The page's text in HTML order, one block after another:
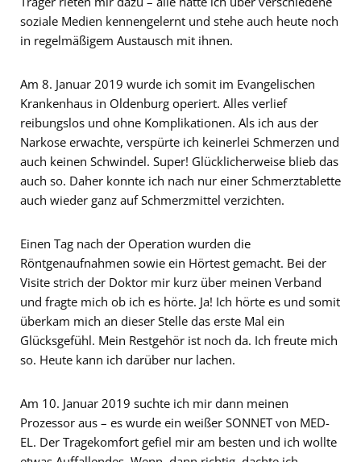
soziale Medien kennengelernt und stehe auch heute noch
in regelmäßigem Austausch mit ihnen.
Am 8. Januar 2019 wurde ich somit im Evangelischen
Krankenhaus in Oldenburg operiert. Alles verlief
reibungslos und ohne Komplikationen. Als ich aus der
Narkose erwachte, verspürte ich keinerlei Schmerzen und
auch keinen Schwindel. Super! Glücklicherweise blieb das
auch so. Daher konnte ich nach nur einer Schmerztablette
auch wieder ganz auf Schmerzmittel verzichten.
Einen Tag nach der Operation wurden die
Röntgenaufnahmen sowie ein Hörtest gemacht. Bei der
Visite strich der Doktor mir kurz über meinen Verband
und fragte mich ob ich es hörte. Ja! Ich hörte es und somit
überkam mich an dieser Stelle das erste Mal ein
Glücksgefühl. Mein Restgehör ist noch da. Ich freute mich
so. Heute kann ich darüber nur lachen.
Am 10. Januar 2019 suchte ich mir dann meinen
Prozessor aus – es wurde ein weißer SONNET von MED-
EL. Der Tragekomfort gefiel mir am besten und ich wollte